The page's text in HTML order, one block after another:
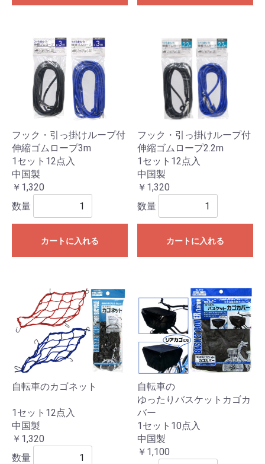
フック・引っ掛けループ付
伸縮ゴムロープ3m
1セット12点入
中国製
￥1,320
数量
カートに入れる
フック・引っ掛けループ付
伸縮ゴムロープ2.2m
1セット12点入
中国製
￥1,320
数量
カートに入れる
自転車のカゴネット
1セット12点入
中国製
￥1,320
数量
自転車の
ゆったりバスケットカゴカ
バー
1セット10点入
中国製
￥1,100